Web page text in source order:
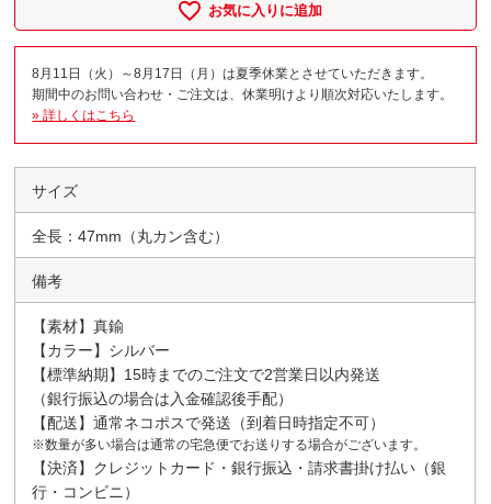
お気に入りに追加
8月11日（火）～8月17日（月）は夏季休業とさせていただきます。
期間中のお問い合わせ・ご注文は、休業明けより順次対応いたします。
» 詳しくはこちら
サイズ
全長：47mm（丸カン含む）
備考
【素材】真鍮
【カラー】シルバー
【標準納期】15時までのご注文で2営業日以内発送
（銀行振込の場合は入金確認後手配）
【配送】通常ネコポスで発送（到着日時指定不可）
※数量が多い場合は通常の宅急便でお送りする場合がございます。
【決済】クレジットカード・銀行振込・請求書掛け払い（銀
行・コンビニ）